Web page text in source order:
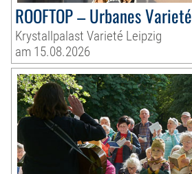
ROOFTOP – Urbanes Varieté
Krystallpalast Varieté Leipzig
am 15.08.2026